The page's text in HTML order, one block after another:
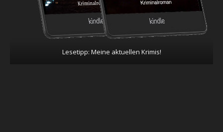
Lesetipp: Meine aktuellen Krimis!